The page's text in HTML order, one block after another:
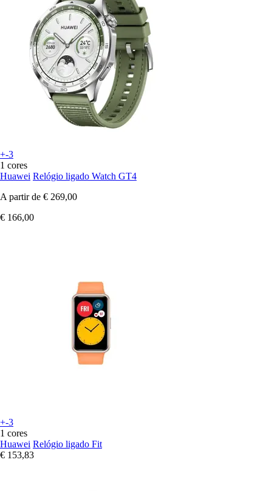
+-3
1 cores
Huawei Relógio ligado Watch GT4
A partir de € 269,00
€ 166,00
+-3
1 cores
Huawei Relógio ligado Fit
€ 153,83